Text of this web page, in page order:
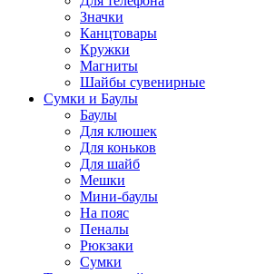
Значки
Канцтовары
Кружки
Магниты
Шайбы сувенирные
Сумки и Баулы
Баулы
Для клюшек
Для коньков
Для шайб
Мешки
Мини-баулы
На пояс
Пеналы
Рюкзаки
Сумки